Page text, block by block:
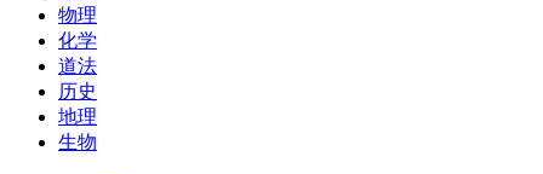
物理
化学
道法
历史
地理
生物